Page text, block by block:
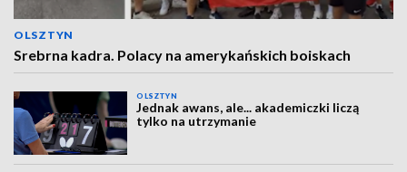
OLSZTYN
Srebrna kadra. Polacy na amerykańskich boiskach
OLSZTYN
Jednak awans, ale... akademiczki liczą
tylko na utrzymanie